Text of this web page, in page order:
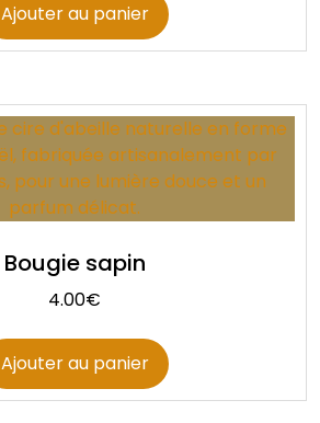
Ajouter au panier
Bougie sapin
4.00€
Ajouter au panier